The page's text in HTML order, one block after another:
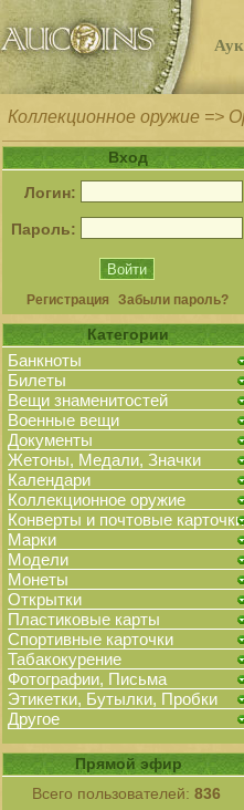
Коллекционное оружие =>
Вход
Логин:
Пароль:
Регистрация Забыли пароль?
Категории
Банкноты
Билеты
Вещи знаменитостей
Военные вещи
Документы
Жетоны, Медали, Значки
Календари
Коллекционное оружие
Конверты и почтовые карточки
Марки
Модели
Монеты
Открытки
Пластиковые карты
Спортивные карточки
Табакокурение
Фотографии, Письма
Этикетки, Бутылки, Пробки
Другое
Прямой эфир
Всего пользователей: 836